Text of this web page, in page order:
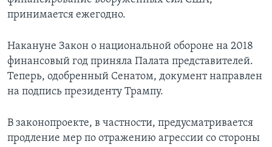
принимается ежегодно.
Накануне Закон о национальной обороне на 2018
финансовый год приняла Палата представителей.
Теперь, одобренный Сенатом, документ направлен
на подпись президенту Трампу.
В законопроекте, в частности, предусматривается
продление мер по отражению агрессии со стороны